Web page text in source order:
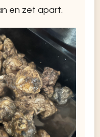
en zet apart.